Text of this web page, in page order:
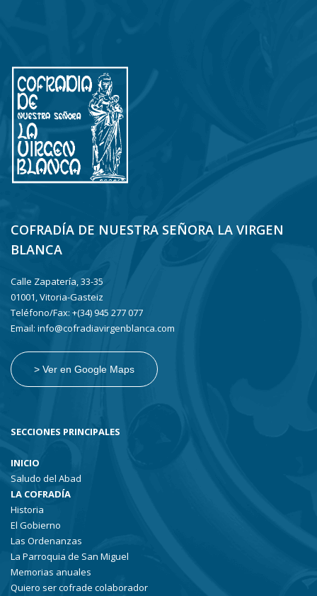
COFRADÍA DE NUESTRA SEÑORA LA VIRGEN
BLANCA
Calle Zapatería, 33-35
01001, Vitoria-Gasteiz
Teléfono/Fax: +(34) 945 277 077
Email: info@cofradiavirgenblanca.com
> Ver en Google Maps
SECCIONES PRINCIPALES
INICIO
Saludo del Abad
LA COFRADÍA
Historia
El Gobierno
Las Ordenanzas
La Parroquia de San Miguel
Memorias anuales
Quiero ser cofrade colaborador